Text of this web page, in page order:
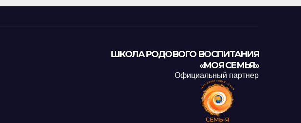
ШКОЛА РОДОВОГО ВОСПИТАНИЯ
«МОЯ СЕМЬЯ»
Официальный партнер